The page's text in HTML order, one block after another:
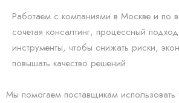
Работаем с компаниями в Москве и по
сочетая консалтинг, процессный
инструменты, чтобы снижать риски,
повышать качество решений.
Мы помогаем поставщикам использовать